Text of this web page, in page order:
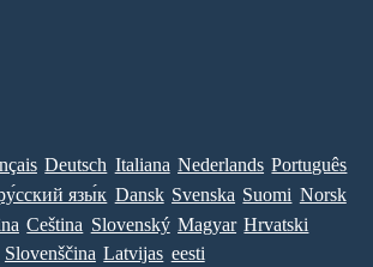
Deutsch Italiana Nederlands Português
язы́к Dansk Svenska Suomi Norsk
Ceština Slovenský Magyar Hrvatski
Slovenščina Latvijas eesti